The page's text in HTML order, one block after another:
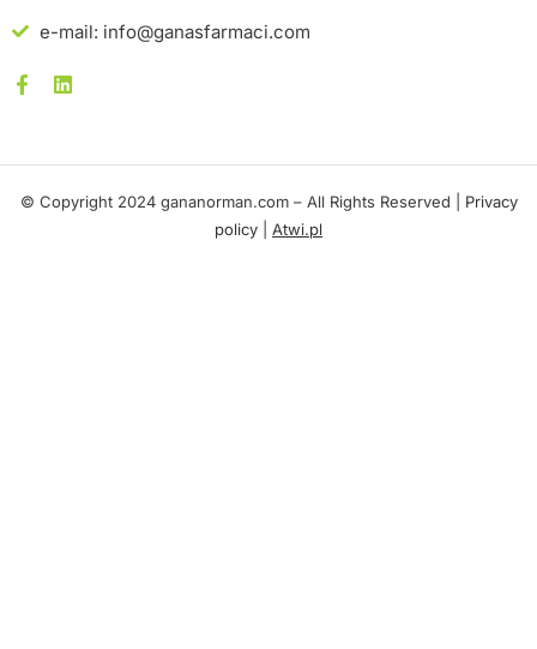
e-mail: info@ganasfarmaci.com
© Copyright 2024 gananorman.com – All Rights Reserved | Privacy
policy
Atwi.pl